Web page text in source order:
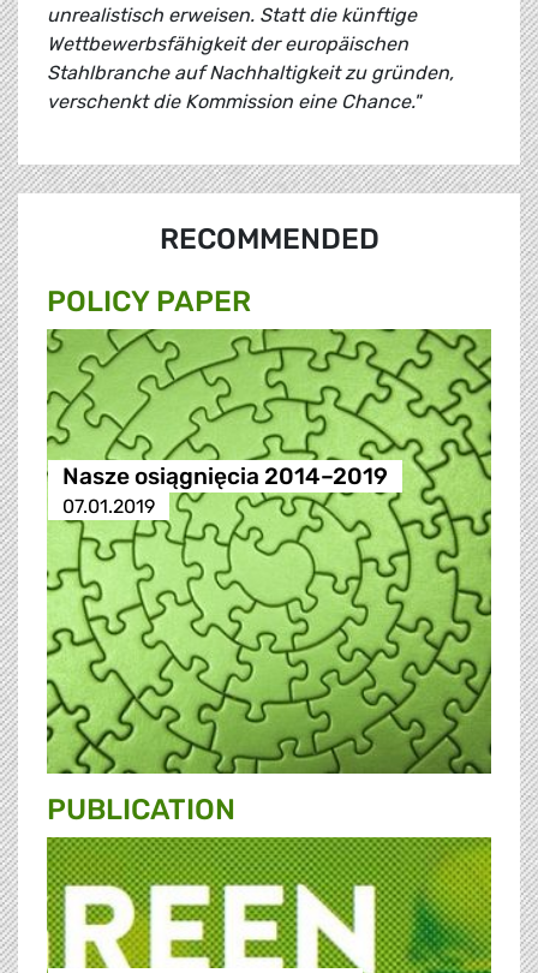
unrealistisch erweisen. Statt die künftige
Wettbewerbsfähigkeit der europäischen
Stahlbranche auf Nachhaltigkeit zu gründen,
verschenkt die Kommission eine Chance."
RECOMMENDED
POLICY PAPER
Nasze osiągnięcia 2014–2019
07.01.2019
PUBLICATION